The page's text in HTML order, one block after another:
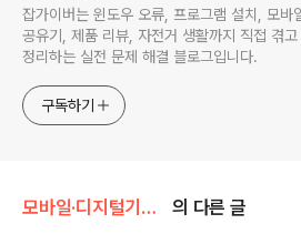
잡가이버는 윈도우 오류, 프로그램 설치, 모바
공유기, 제품 리뷰, 자전거 생활까지 직접 겪
정리하는 실전 문제 해결 블로그입니다.
구독하기
모바일·디지털기기/안드로이드 의 다른 글